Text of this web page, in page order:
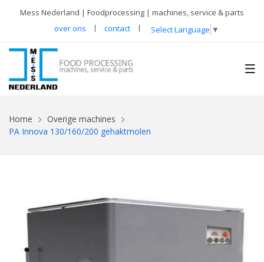
Mess Nederland | Foodprocessing | machines, service & parts
over ons
contact Select Language ▼
Home
Overige machines
PA Innova 130/160/200 gehaktmolen